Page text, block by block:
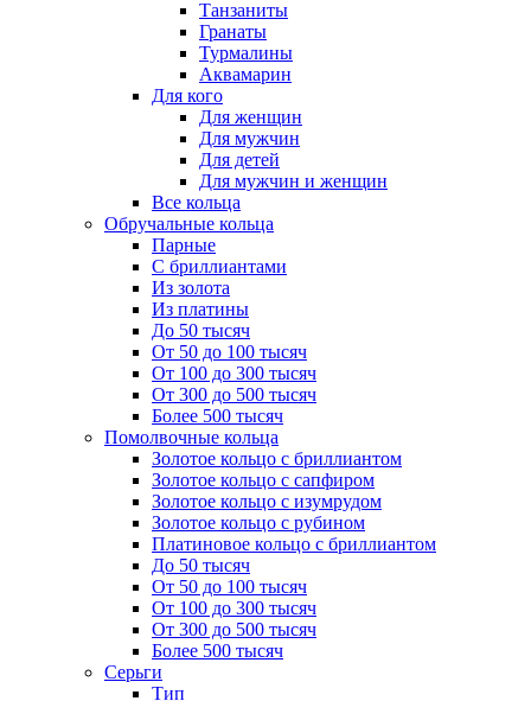
Танзаниты
Гранаты
Турмалины
Аквамарин
Для кого
Для женщин
Для мужчин
Для детей
Для мужчин и женщин
Все кольца
Обручальные кольца
Парные
С бриллиантами
Из золота
Из платины
До 50 тысяч
От 50 до 100 тысяч
От 100 до 300 тысяч
От 300 до 500 тысяч
Более 500 тысяч
Помолвочные кольца
Золотое кольцо с бриллиантом
Золотое кольцо с сапфиром
Золотое кольцо с изумрудом
Золотое кольцо с рубином
Платиновое кольцо с бриллиантом
До 50 тысяч
От 50 до 100 тысяч
От 100 до 300 тысяч
От 300 до 500 тысяч
Более 500 тысяч
Серьги
Тип